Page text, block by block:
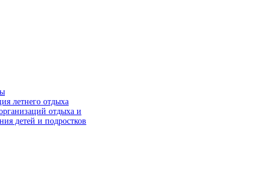
летнего отдыха
отдыха и
детей и подростков